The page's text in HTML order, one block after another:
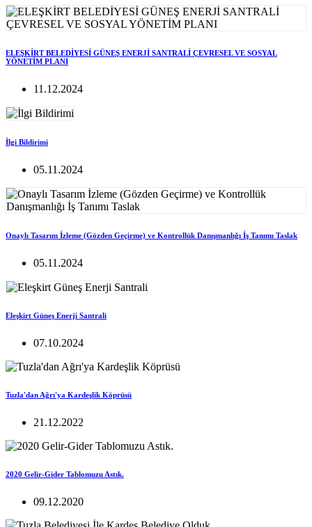
ELEŞKİRT BELEDİYESİ GÜNEŞ ENERJİ SANTRALİ ÇEVRESEL VE SOSYAL
YÖNETİM PLANI
11.12.2024
İlgi Bildirimi
05.11.2024
Onaylı Tasarım İzleme (Gözden Geçirme) ve Kontrollük Danışmanlığı İş Tanımı Taslak
05.11.2024
Eleşkirt Güneş Enerji Santrali
07.10.2024
Tuzla'dan Ağrı'ya Kardeşlik Köprüsü
21.12.2022
2020 Gelir-Gider Tablomuzu Astık.
09.12.2020